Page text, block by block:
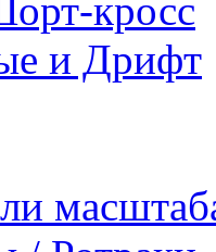
кросс
и Дрифт